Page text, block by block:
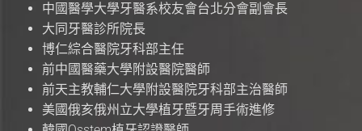
中國醫學大學牙醫系校友會台北分會副會長
大同牙醫診所院長
博仁綜合醫院牙科部主任
前中國醫藥大學附設醫院醫師
前天主教輔仁大學附設醫院牙科部主治醫師
美國俄亥俄州立大學植牙暨牙周手術進修